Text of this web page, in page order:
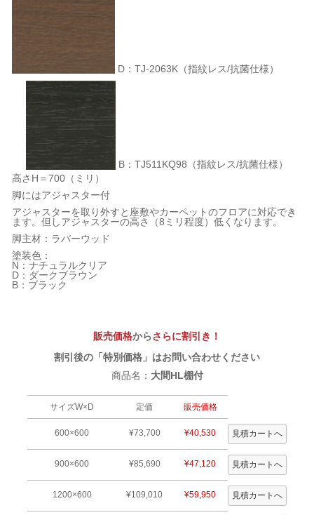
D：TJ-2063K（指紋レス/抗菌仕様）
B：TJ511KQ98（指紋レス/抗菌仕様）
高さH＝700（ミリ）
脚にはアジャスター付
アジャスターを取り外すと座敷やカーペットのフロアに対応でき
ます。但しアジャスターの高さ（8ミリ程度）低くなります。
脚主材：ラバーウッド
塗装色：
N：ナチュラルクリア
D：ダークブラウン
B：ブラック
販売価格からさらに割引き！
割引後の「特別価格」はお問い合わせください
商品名： 大間HL棚付
サイズW×D 定価 販売価格
600×600 ¥73,700 ¥40,530
900×600 ¥85,690 ¥47,120
1200×600 ¥109,010 ¥59,950